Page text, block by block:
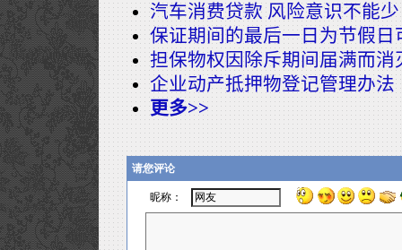
汽车消费贷款 风险意识不能少
保证期间的最后一日为节假日
担保物权因除斥期间届满而消
企业动产抵押物登记管理办法
更多>>